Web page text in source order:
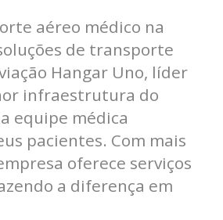
aéreo médico na
de transporte
Hangar Uno, líder
infraestrutura do
equipe médica
pacientes. Com mais
oferece serviços
a diferença em